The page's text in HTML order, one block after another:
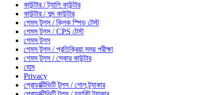
কাউন্টার / ট্যালি কাউন্টার
কাউন্টার / শব্দ কাউন্টার
গেমস টুলস / ক্লিক স্পিড টেস্ট
গেমস টুলস / CPS টেস্ট
গেমস টুলস
গেমস টুলস / প্রতিক্রিয়া সময় পরীক্ষা
গেমস টুলস / স্কোর কাউন্টার
হোম
Privacy
প্রোডাক্টিভিটি টুলস / গোল ট্র্যাকার